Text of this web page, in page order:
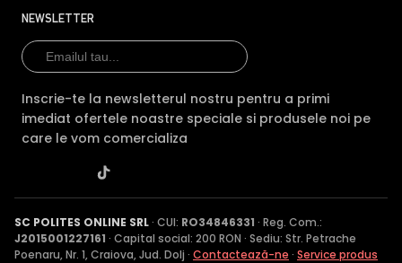
NEWSLETTER
Inscrie-te la newsletterul nostru pentru a primi
imediat ofertele noastre speciale si produsele noi pe
care le vom comercializa
SC POLITES ONLINE SRL· CUI: RO34846331 · Reg. Com.:
J2015001227161 · Capital social: 200 RON · Sediu: Str. Petrache
Poenaru, Nr. 1, Craiova, Jud. Dolj · Contactează-ne · Service produs